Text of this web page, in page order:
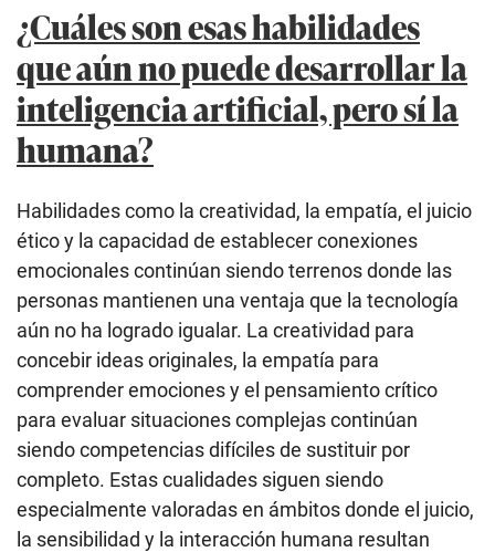
¿Cuáles son esas habilidades
que aún no puede desarrollar la
inteligencia artificial, pero sí la
humana?
Habilidades como la creatividad, la empatía, el juicio
ético y la capacidad de establecer conexiones
emocionales continúan siendo terrenos donde las
personas mantienen una ventaja que la tecnología
aún no ha logrado igualar. La creatividad para
concebir ideas originales, la empatía para
comprender emociones y el pensamiento crítico
para evaluar situaciones complejas continúan
siendo competencias difíciles de sustituir por
completo. Estas cualidades siguen siendo
especialmente valoradas en ámbitos donde el juicio,
la sensibilidad y la interacción humana resultan